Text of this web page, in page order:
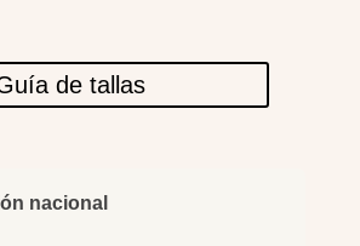
de tallas
nacional